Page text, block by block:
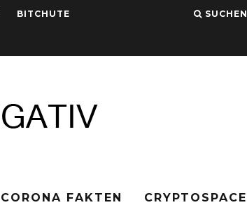
BITCHUTE SUCHEN
CORONA FAKTEN CRYPTOSPACE